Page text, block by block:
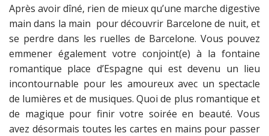
Après avoir dîné, rien de mieux qu’une marche digestive
main dans la main pour découvrir Barcelone de nuit, et
se perdre dans les ruelles de Barcelone. Vous pouvez
emmener également votre conjoint(e) à la fontaine
romantique place d’Espagne qui est devenu un lieu
incontournable pour les amoureux avec un spectacle
de lumières et de musiques. Quoi de plus romantique et
de magique pour finir votre soirée en beauté. Vous
avez désormais toutes les cartes en mains pour passer